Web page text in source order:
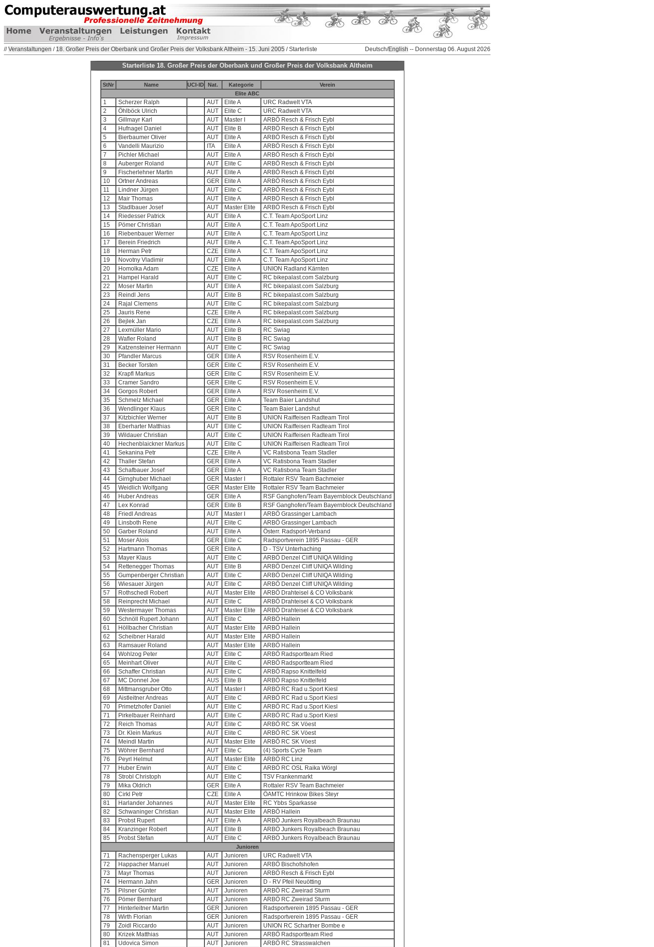
//Veranstaltungen / 18. Großer Preis der Oberbank und Großer Preis der Volksbank Altheim - 15. Juni 2005 / Starterliste Deutsch/English -- Donnerstag 06. August 2026
Starterliste 18. Großer Preis der Oberbank und Großer Preis der Volksbank Altheim
StNr Name UCI-ID Nat. Kategorie
Verein
Elite ABC
1 Scherzer Ralph AUT Elite A
URC Radwelt VTA
2
Öhlböck Ulrich AUT Elite C
URC Radwelt VTA
3
Gillmayr Karl AUT Master I
ARBÖ Resch & Frisch Eybl
4
Hufnagel Daniel AUT Elite B
ARBÖ Resch & Frisch Eybl
5
Bierbaumer Oliver AUT Elite A
ARBÖ Resch & Frisch Eybl
6
Vandelli Maurizio ITA Elite A
ARBÖ Resch & Frisch Eybl
7
Pichler Michael AUT Elite A
ARBÖ Resch & Frisch Eybl
8
Auberger Roland AUT Elite C
ARBÖ Resch & Frisch Eybl
9
Fischerlehner Martin AUT Elite A
ARBÖ Resch & Frisch Eybl
10
Ortner Andreas GER Elite A
ARBÖ Resch & Frisch Eybl
11
Lindner Jürgen AUT Elite C
ARBÖ Resch & Frisch Eybl
12
Mair Thomas AUT Elite A
ARBÖ Resch & Frisch Eybl
13
Stadlbauer Josef AUT Master Elite
ARBÖ Resch & Frisch Eybl
14
Riedesser Patrick AUT Elite A
C.T. Team ApoSport Linz
15
Pömer Christian AUT Elite A
C.T. Team ApoSport Linz
16
Riebenbauer Werner AUT Elite A
C.T. Team ApoSport Linz
17
Berein Friedrich AUT Elite A
C.T. Team ApoSport Linz
18
Herman Petr CZE Elite A
C.T. Team ApoSport Linz
19
Novotny Vladimir AUT Elite A
C.T. Team ApoSport Linz
20
Homolka Adam CZE Elite A
UNION Radland Kärnten
21
Hampel Harald AUT Elite C
RC bikepalast.com Salzburg
22
Moser Martin AUT Elite A
RC bikepalast.com Salzburg
23
Reindl Jens AUT Elite B
RC bikepalast.com Salzburg
24
Rajal Clemens AUT Elite C
RC bikepalast.com Salzburg
25
Jauris Rene CZE Elite A
RC bikepalast.com Salzburg
26
Bejlek Jan CZE Elite A
RC bikepalast.com Salzburg
27
Lexmüller Mario AUT Elite B
RC Swiag
28
Wafler Roland AUT Elite B
RC Swiag
29
Katzensteiner Hermann AUT Elite C
RC Swiag
30
Pfandler Marcus GER Elite A
RSV Rosenheim E.V.
31
Becker Torsten GER Elite C
RSV Rosenheim E.V.
32
Krapfl Markus GER Elite C
RSV Rosenheim E.V.
33
Cramer Sandro GER Elite C
RSV Rosenheim E.V.
34
Gorgos Robert GER Elite A
RSV Rosenheim E.V.
35
Schmelz Michael GER Elite A
Team Baier Landshut
36
Wendlinger Klaus GER Elite C
Team Baier Landshut
37
Kitzbichler Werner AUT Elite B
UNION Raiffeisen Radteam Tirol
38
Eberharter Matthias AUT Elite C
UNION Raiffeisen Radteam Tirol
39
Wildauer Christian AUT Elite C
UNION Raiffeisen Radteam Tirol
40
Hechenblaickner Markus AUT Elite C
UNION Raiffeisen Radteam Tirol
41
Sekanina Petr CZE Elite A
VC Ratisbona Team Stadler
42
Thaller Stefan GER Elite A
VC Ratisbona Team Stadler
43
Schafbauer Josef GER Elite A
VC Ratisbona Team Stadler
44
Girnghuber Michael GER Master I
Rottaler RSV Team Bachmeier
45
Weidlich Wolfgang GER Master Elite
Rottaler RSV Team Bachmeier
46
Huber Andreas GER Elite A
RSF Ganghofen/Team Bayernblock Deutschland
47
Lex Konrad GER Elite B
RSF Ganghofen/Team Bayernblock Deutschland
48
Friedl Andreas AUT Master I
ARBÖ Grassinger Lambach
49
Linsboth Rene AUT Elite C
ARBÖ Grassinger Lambach
50
Garber Roland AUT Elite A
Österr. Radsport-Verband
51
Moser Alois GER Elite C
Radsportverein 1895 Passau - GER
52
Hartmann Thomas GER Elite A
D - TSV Unterhaching
53
Mayer Klaus AUT Elite C
ARBÖ Denzel Cliff UNIQA Wilding
54
Rettenegger Thomas AUT Elite B
ARBÖ Denzel Cliff UNIQA Wilding
55
Gumpenberger Christian AUT Elite C
ARBÖ Denzel Cliff UNIQA Wilding
56
Wiesauer Jürgen AUT Elite C
ARBÖ Denzel Cliff UNIQA Wilding
57
Rothschedl Robert AUT Master Elite
ARBÖ Drahteisel & CO Volksbank
58
Reinprecht Michael AUT Elite C
ARBÖ Drahteisel & CO Volksbank
59
Westermayer Thomas AUT Master Elite
ARBÖ Drahteisel & CO Volksbank
60
Schnöll Rupert Johann AUT Elite C
ARBÖ Hallein
61
Höllbacher Christian AUT Master Elite
ARBÖ Hallein
62
Scheibner Harald AUT Master Elite
ARBÖ Hallein
63
Ramsauer Roland AUT Master Elite
ARBÖ Hallein
64
Wohlzog Peter AUT Elite C
ARBÖ Radsportteam Ried
65
Meinhart Oliver AUT Elite C
ARBÖ Radsportteam Ried
66
Schaffer Christian AUT Elite C
ARBÖ Rapso Knittelfeld
67
MC Donnel Joe AUS Elite B
ARBÖ Rapso Knittelfeld
68
Mittmansgruber Otto AUT Master I
ARBÖ RC Rad u.Sport Kiesl
69
Aistleitner Andreas AUT Elite C
ARBÖ RC Rad u.Sport Kiesl
70
Primetzhofer Daniel AUT Elite C
ARBÖ RC Rad u.Sport Kiesl
71
Pirkelbauer Reinhard AUT Elite C
ARBÖ RC Rad u.Sport Kiesl
72
Reich Thomas AUT Elite C
ARBÖ RC SK Vöest
73
Dr. Klein Markus AUT Elite C
ARBÖ RC SK Vöest
74
Meindl Martin AUT Master Elite
ARBÖ RC SK Vöest
75
Wöhrer Bernhard AUT Elite C
(4) Sports Cycle Team
76
Peyrl Helmut AUT Master Elite
ARBÖ RC Linz
77
Huber Erwin AUT Elite C
ARBÖ RC OSL Raika Wörgl
78
Strobl Christoph AUT Elite C
TSV Frankenmarkt
79
Mika Oldrich GER Elite A
Rottaler RSV Team Bachmeier
80
Cirkl Petr CZE Elite A
ÖAMTC Hrinkow Bikes Steyr
81
Harlander Johannes AUT Master Elite
RC Ybbs Sparkasse
82
Schwaninger Christian AUT Master Elite
ARBÖ Hallein
83
Probst Rupert AUT Elite A
ARBÖ Junkers Royalbeach Braunau
84
Kranzinger Robert AUT Elite B
ARBÖ Junkers Royalbeach Braunau
85
Probst Stefan AUT Elite C ARBÖ Junkers Royalbeach Braunau
Junioren
71 Rachensperger Lukas AUT Junioren
URC Radwelt VTA
72
Happacher Manuel AUT Junioren
ARBÖ Bischofshofen
73
Mayr Thomas AUT Junioren
ARBÖ Resch & Frisch Eybl
74
Hermann Jahn GER Junioren
D - RV Pfeil Neuötting
75
Pilsner Günter AUT Junioren
ARBÖ RC Zweirad Sturm
76
Pömer Bernhard AUT Junioren
ARBÖ RC Zweirad Sturm
77
Hinterleitner Martin GER Junioren
Radsportverein 1895 Passau - GER
78
Wirth Florian GER Junioren
Radsportverein 1895 Passau - GER
79
Zoidl Riccardo AUT Junioren
UNION RC Schartner Bombe e
80
Krizek Matthias AUT Junioren
ARBÖ Radsportteam Ried
81
Udovica Simon AUT Junioren
ARBÖ RC Strasswalchen